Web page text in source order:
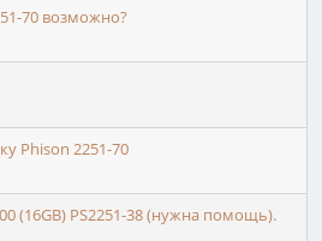
70 возможно?
Phison 2251-70
(16GB) PS2251-38 (нужна помощь).